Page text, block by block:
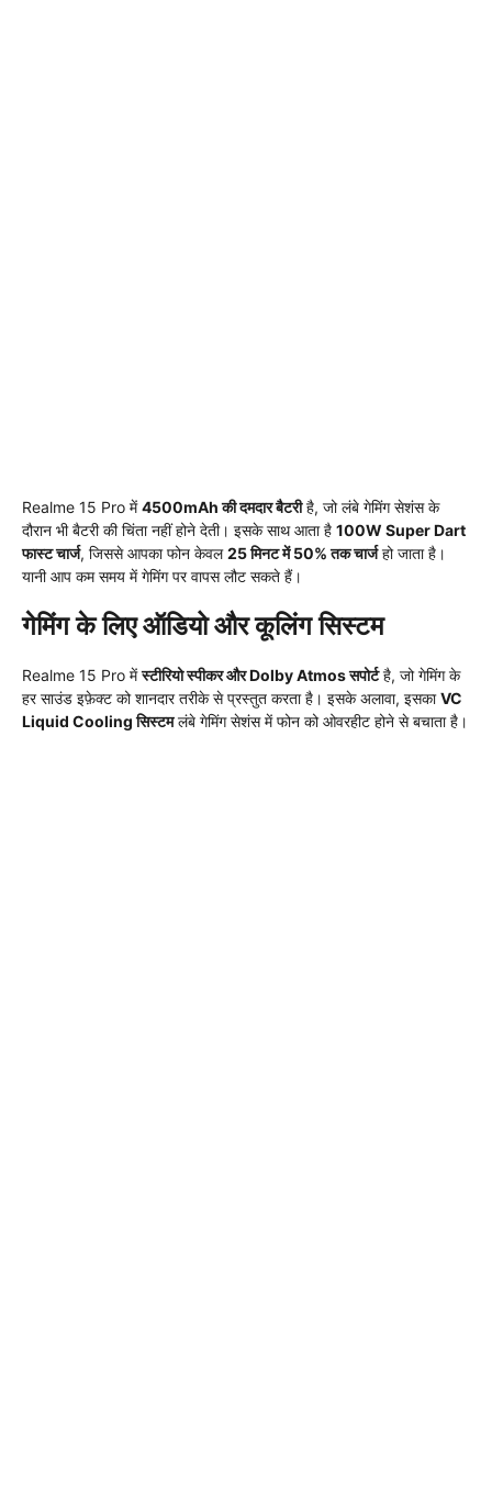
Realme 15 Pro में4500mAh की दमदार बैटरीहै, जो लंबे गेमिंग सेशंस के
दौरान भी बैटरी की चिंता नहीं होने देती। इसके साथ आता है 100W Super Dart
फास्ट चार्ज, जिससे आपका फोन केवल25 मिनट में 50% तक चार्जहो जाता है।
यानी आप कम समय में गेमिंग पर वापस लौट सकते हैं।
गेमिंग के लिए ऑडियो और कूलिंग सिस्टम
Realme 15 Pro मेंस्टीरियो स्पीकर और Dolby Atmos सपोर्टहै, जो गेमिंग के
हर साउंड इफ़ेक्ट को शानदार तरीके से प्रस्तुत करता है। इसके अलावा, इसकाVC
Liquid Cooling सिस्टमलंबे गेमिंग सेशंस में फोन को ओवरहीट होने से बचाता है।